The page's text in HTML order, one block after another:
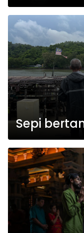
Sepi